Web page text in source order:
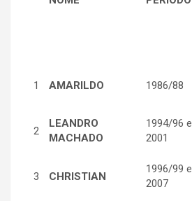
1 AMARILDO 1986/88
2
LEANDRO
MACHADO
1994/96 e
2001
3 CHRISTIAN
1996/99 e
2007